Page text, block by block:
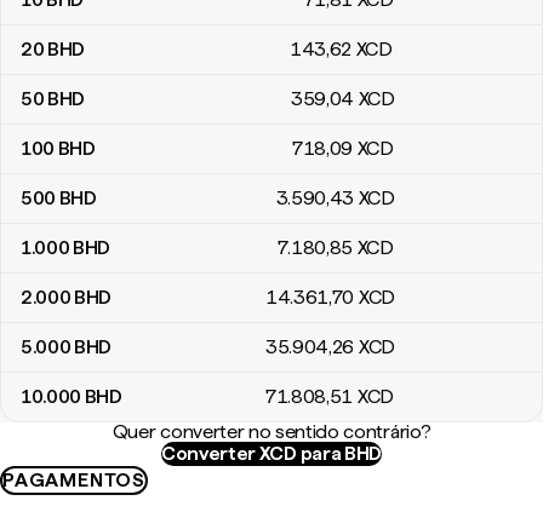
20 BHD 143,62 XCD
50 BHD 359,04 XCD
100 BHD 718,09 XCD
500 BHD 3.590,43 XCD
1.000 BHD 7.180,85 XCD
2.000 BHD 14.361,70 XCD
5.000 BHD 35.904,26 XCD
10.000 BHD 71.808,51 XCD
Quer converter no sentido contrário?
Converter XCD para BHD
PAGAMENTOS